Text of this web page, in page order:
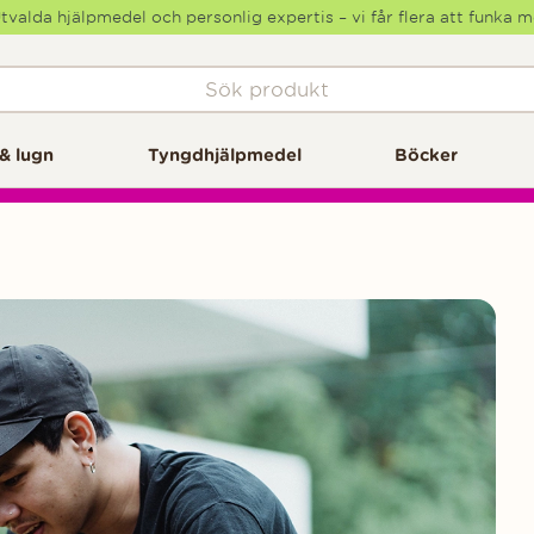
hjälpmedel och personlig expertis – vi får flera att funka
lugn Tyngdhjälpmedel Böcker